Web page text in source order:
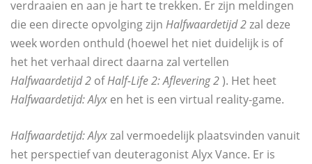
verdraaien en aan je hart te trekken. Er zijn meldingen
die een directe opvolging zijn Halfwaardetijd 2zal deze
week worden onthuld (hoewel het niet duidelijk is of
het het verhaal direct daarna zal vertellen
Halfwaardetijd 2 ofHalf-Life 2: Aflevering 2). Het heet
Halfwaardetijd: Alyx en het is een virtual reality-game.
Halfwaardetijd: Alyxzal vermoedelijk plaatsvinden vanuit
het perspectief van deuteragonist Alyx Vance. Er is